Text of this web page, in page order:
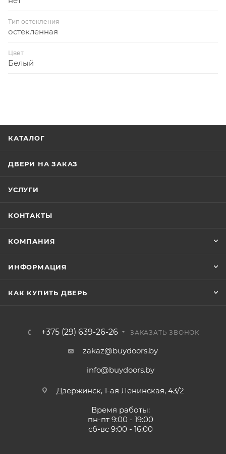
Тип остекления
остекленная
Цвет
Белый
КАТАЛОГ
ДВЕРИ НА ЗАКАЗ
УСЛУГИ
КОНТАКТЫ
КОМПАНИЯ
ИНФОРМАЦИЯ
КАК КУПИТЬ ДВЕРЬ
+375 (29) 639-26-26 ЗАКАЗАТЬ ЗВОНОК
zakaz@buydoors.by
info@buydoors.by
Дзержинск, 1-ая Ленинская, 43/2
Время работы:
пн-пт 9:00 - 19:00
сб-вс 9:00 - 16:00